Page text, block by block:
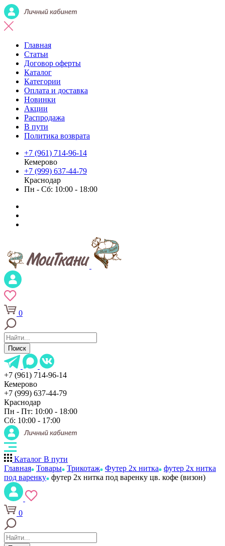
Главная
Статьи
Договор оферты
Каталог
Категории
Оплата и доставка
Новинки
Акции
Распродажа
В пути
Политика возврата
+7 (961) 714-96-14
Кемерово
+7 (999) 637-44-79
Краснодар
Пн - Сб: 10:00 - 18:00
0
Поиск
+7 (961) 714-96-14
Кемерово
+7 (999) 637-44-79
Краснодар
Пн - Пт: 10:00 - 18:00
Сб: 10:00 - 17:00
Каталог В пути
Главная Товары Трикотаж Футер 2х нитка
футер 2х нитка
под варенку футер 2х нитка под варенку цв. кофе (визон)
0